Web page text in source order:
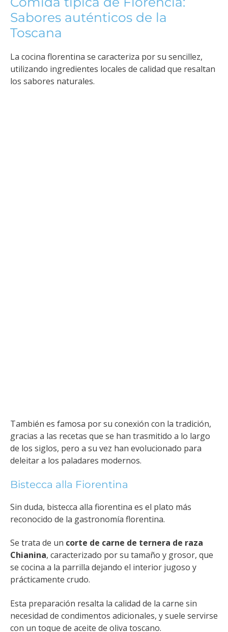
Sabores auténticos de la
Toscana
La cocina florentina se caracteriza por su sencillez,
utilizando ingredientes locales de calidad que resaltan
los sabores naturales.
También es famosa por su conexión con la tradición,
gracias a las recetas que se han trasmitido a lo largo
de los siglos, pero a su vez han evolucionado para
deleitar a los paladares modernos.
Bistecca alla Fiorentina
Sin duda, bistecca alla fiorentina es el plato más
reconocido de la gastronomía florentina.
Se trata de un corte de carne de ternera de raza
Chianina, caracterizado por su tamaño y grosor, que
se cocina a la parrilla dejando el interior jugoso y
prácticamente crudo.
Esta preparación resalta la calidad de la carne sin
necesidad de condimentos adicionales, y suele servirse
con un toque de aceite de oliva toscano.